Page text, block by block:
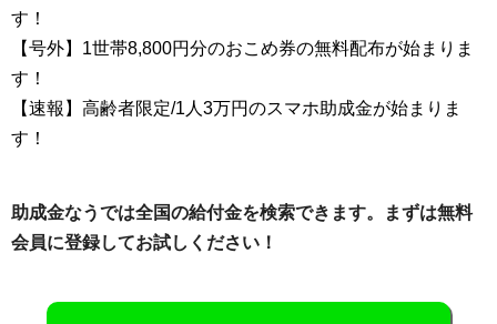
す！
【号外】1世帯8,800円分のおこめ券の無料配布が始まりま
す！
【速報】高齢者限定/1人3万円のスマホ助成金が始まりま
す！
助成金なうでは全国の給付金を検索できます。まずは無料
会員に登録してお試しください！